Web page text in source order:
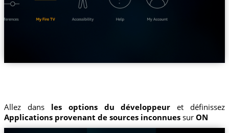
Allez dans les options du développeur et définissez
Applications provenant de sources inconnuessur ON